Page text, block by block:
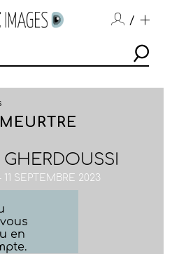
/
GHERDOUSSI
SEPTEMBRE 2023
en